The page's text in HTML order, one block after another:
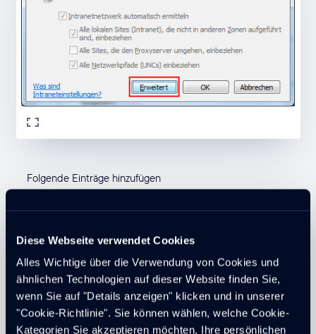
Diese Webseite verwendet Cookies
Alles Wichtige über die Verwendung von Cookies und
ähnlichen Technologien auf dieser Website finden Sie,
wenn Sie auf "Details anzeigen" klicken und in unserer
"Cookie-Richtlinie". Sie können wählen, welche Cookie-
Kategorien Sie akzeptieren möchten. Ihre persönlichen
Folgende Einträge hinzufügen
\\myserver
domain.intra
Diese Einstellungen können
natürlich Domänenweit, via
GPO verteilt werden